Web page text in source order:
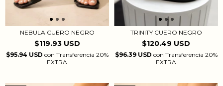
NEBULA CUERO NEGRO
$119.93 USD
$95.94 USD con Transferencia 20%
EXTRA
TRINITY CUERO NEGRO
$120.49 USD
$96.39 USD con Transferencia 20%
EXTRA